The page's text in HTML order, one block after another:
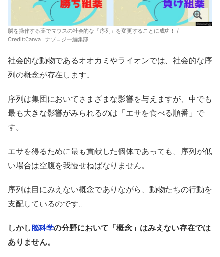
脳を操作する薬でマウスの社会的な「序列」を変更することに成功！ /
Credit:Canva . ナゾロジー編集部
社会的な動物であるオオカミやライオンでは、社会的な序
列の概念が存在します。
序列は集団においてさまざまな影響を与えますが、中でも
最も大きな影響がみられるのは「エサを食べる順番」で
す。
エサを得るために最も貢献した個体であっても、序列が低
い場合は空腹を我慢せねばなりません。
序列は目にみえない概念でありながら、動物たちの行動を
支配しているのです。
しかし脳科学の分野において「概念」はみえない存在では
ありません。